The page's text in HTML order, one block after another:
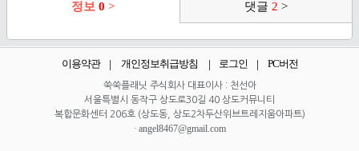
정보 0 > 댓글 2 >
이용약관 개인정보취급방침 로그인 PC버전
쑥쑥플래닛 주식회사 대표이사 : 천선아
서울특별시 동작구 상도로30길 40 상도커뮤니티
복합문화센터 206호 (상도동, 상도2차두산위브트레지움아파트)
· angel8467@gmail.com